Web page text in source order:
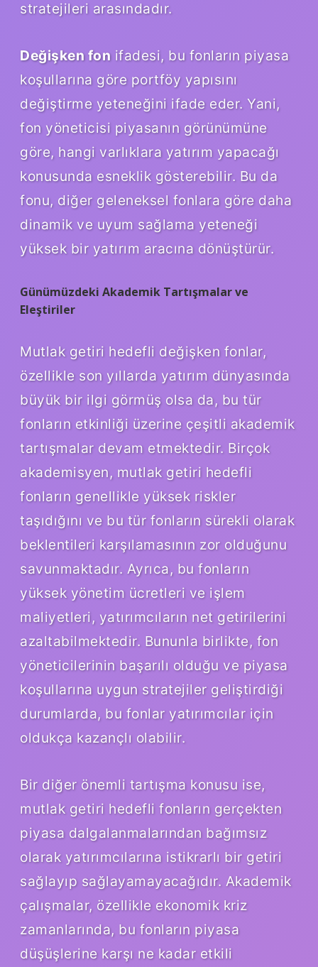
stratejileri arasındadır.
Değişken fonifadesi, bu fonların piyasa
koşullarına göre portföy yapısını
değiştirme yeteneğini ifade eder. Yani,
fon yöneticisi piyasanın görünümüne
göre, hangi varlıklara yatırım yapacağı
konusunda esneklik gösterebilir. Bu da
fonu, diğer geleneksel fonlara göre daha
dinamik ve uyum sağlama yeteneği
yüksek bir yatırım aracına dönüştürür.
Günümüzdeki Akademik Tartışmalar ve
Eleştiriler
Mutlak getiri hedefli değişken fonlar,
özellikle son yıllarda yatırım dünyasında
büyük bir ilgi görmüş olsa da, bu tür
fonların etkinliği üzerine çeşitli akademik
tartışmalar devam etmektedir. Birçok
akademisyen, mutlak getiri hedefli
fonların genellikle yüksek riskler
taşıdığını ve bu tür fonların sürekli olarak
beklentileri karşılamasının zor olduğunu
savunmaktadır. Ayrıca, bu fonların
yüksek yönetim ücretleri ve işlem
maliyetleri, yatırımcıların net getirilerini
azaltabilmektedir. Bununla birlikte, fon
yöneticilerinin başarılı olduğu ve piyasa
koşullarına uygun stratejiler geliştirdiği
durumlarda, bu fonlar yatırımcılar için
oldukça kazançlı olabilir.
Bir diğer önemli tartışma konusu ise,
mutlak getiri hedefli fonların gerçekten
piyasa dalgalanmalarından bağımsız
olarak yatırımcılarına istikrarlı bir getiri
sağlayıp sağlayamayacağıdır. Akademik
çalışmalar, özellikle ekonomik kriz
zamanlarında, bu fonların piyasa
düşüşlerine karşı ne kadar etkili